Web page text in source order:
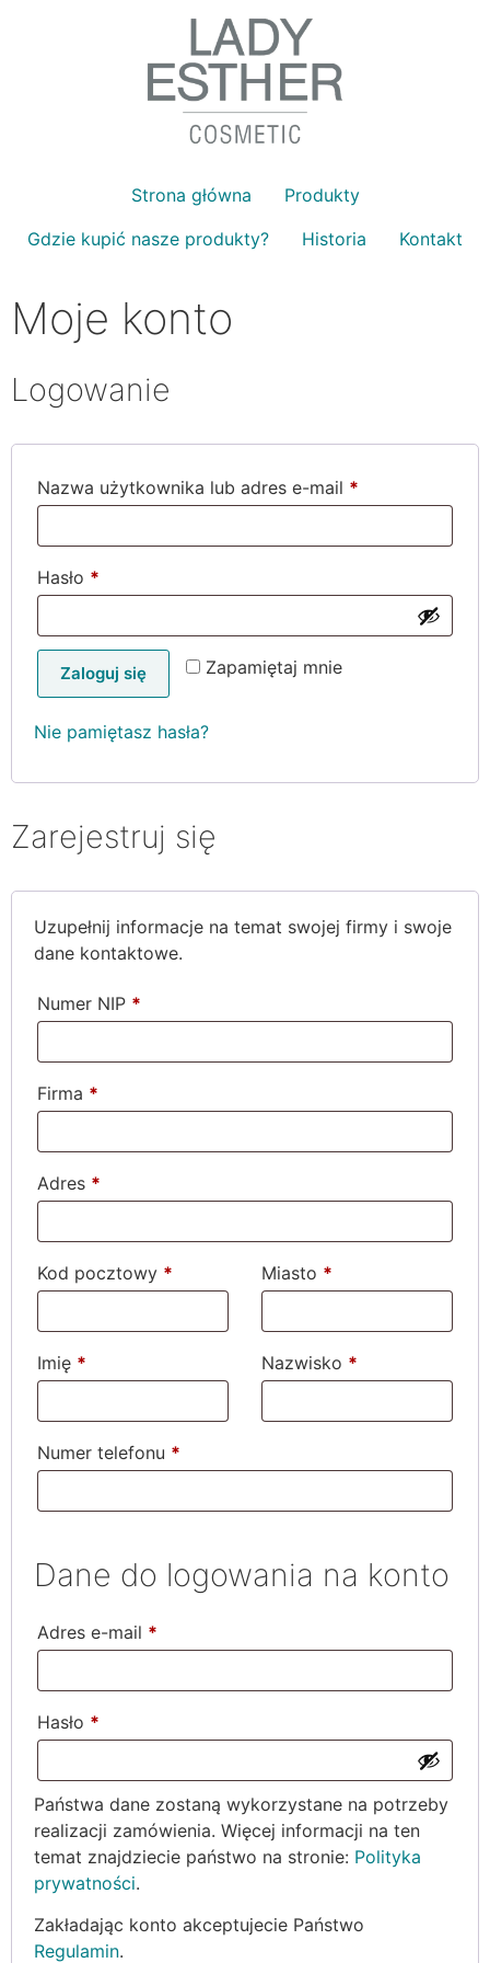
Strona główna
Produkty
Gdzie kupić nasze produkty?
Historia Kontakt
Moje konto
Logowanie
Nazwa użytkownika lub adres e-mail *
Hasło *
Zapamiętaj mnie
Zaloguj się
Nie pamiętasz hasła?
Zarejestruj się
Uzupełnij informacje na temat swojej firmy i swoje
dane kontaktowe.
Numer NIP *
Firma *
Adres *
Kod pocztowy * Miasto *
Imię * Nazwisko *
Numer telefonu *
Dane do logowania na konto
Adres e-mail *
Hasło *
Państwa dane zostaną wykorzystane na potrzeby
realizacji zamówienia. Więcej informacji na ten
temat znajdziecie państwo na stronie: Polityka
prywatności.
Zakładając konto akceptujecie Państwo
Regulamin.